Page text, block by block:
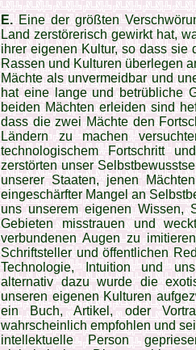
E.Eine der größten
Land zerstörerisch gewirkt hat,
ihrer eigenen Kultur, so dass sie
Rassen und Kulturen überlegen
Mächte als unvermeidbar und
hat eine lange und betrübliche
beiden Mächten erleiden sind
dass die zwei Mächte den
Ländern zu machen
technologischem Fortschritt
zerstörten unser
unserer Staaten, jenen
eingeschärfter Mangel an
uns unserem eigenen Wissen,
Gebieten misstrauen und
verbundenen Augen zu
Schriftsteller und öffentlichen
Technologie, Intuition und
alternativ dazu wurde die
unseren eigenen Kulturen
ein Buch, Artikel, oder
wahrscheinlich empfohlen und
intellektuelle Person